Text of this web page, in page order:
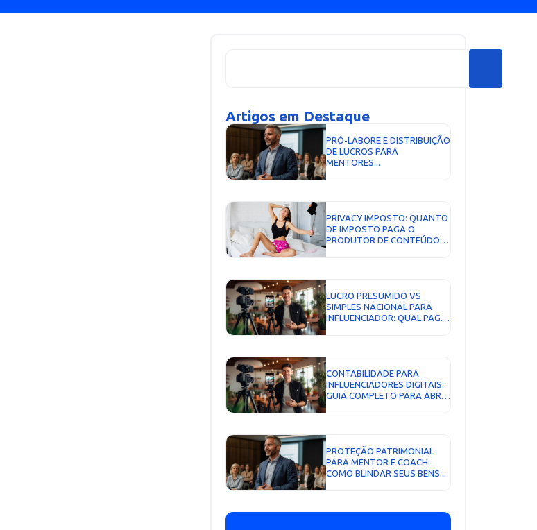
Artigos em Destaque
PRÓ-LABORE E DISTRIBUIÇÃO
DE LUCROS PARA
MENTORES...
PRIVACY IMPOSTO: QUANTO
DE IMPOSTO PAGA O
PRODUTOR DE CONTEÚDO E
COMO EMITIR NOTA FISCAL...
LUCRO PRESUMIDO VS
SIMPLES NACIONAL PARA
INFLUENCIADOR: QUAL PAGA
MENOS IMPOSTO EM 2026?...
CONTABILIDADE PARA
INFLUENCIADORES DIGITAIS:
GUIA COMPLETO PARA ABRIR
CNPJ, PAGAR MENOS
PROTEÇÃO PATRIMONIAL
PARA MENTOR E COACH:
COMO BLINDAR SEUS BENS...